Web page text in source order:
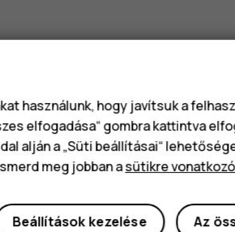
használunk, hogy javítsuk a
elfogadása“ gombra kattintva
alján a „Süti beállításai“
meg jobban asütikre
Az
Beállítások kezelése